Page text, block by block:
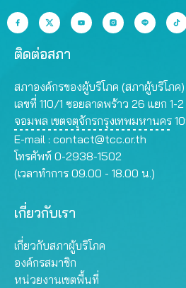
ติดต่อสภา
สภาองค์กรของผู้บริโภค (สภาผู้บริโภค)
เลขที่ 110/1 ซอยลาดพร้าว 26 แยก
จอมพล เขตจตุจักรกรุงเทพมหานคร
E-mail : contact@tcc.or.th
โทรศัพท์ 0-2938-1502
(เวลาทำการ 09.00 - 18.00 น.)
เกี่ยวกับเรา
เกี่ยวกับสภาผู้บริโภค
องค์กรสมาชิก
หน่วยงานเขตพื้นที่